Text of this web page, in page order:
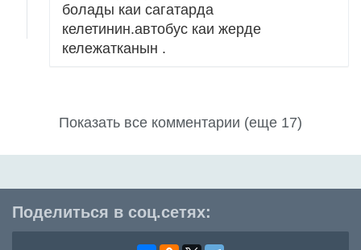
болады каи сагатарда
келетинин.автобус каи жерде
кележатканын .
Показать все комментарии (еще 17)
Поделиться в соц.сетях: